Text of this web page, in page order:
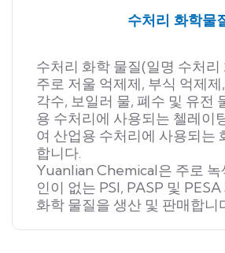
수처리 화학물
수처리 화학 물질(일명 수처리
주로 저울 억제제, 부식 억제
각수, 보일러 물, 폐수 및 유전
용 수처리에 사용되는 첼레이
여 산업용 수처리에 사용되는
합니다.
Yuanlian Chemical은 주로 녹
인이 없는 PSI, PASP 및
화학 물질을 생산 및 판매합니